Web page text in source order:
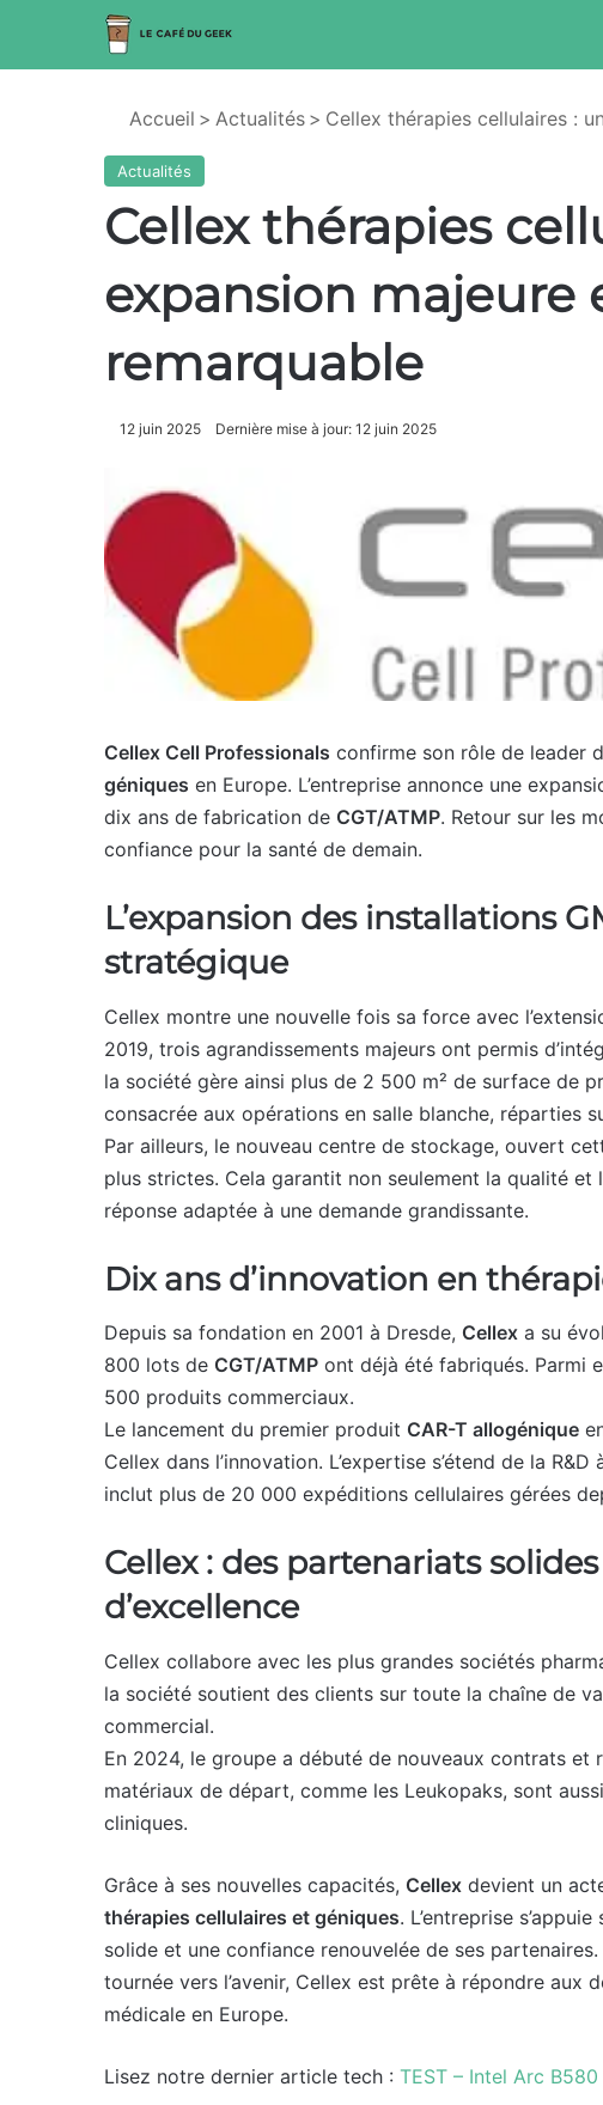
Accueil > Actualités > Cellex thérapies cellulaires :
Actualités
Cellex thérapies
expansion majeure
remarquable
12 juin 2025 Dernière mise à jour: 12 juin 2025
Cellex Cell Professionals confirme son rôle de leader
géniques en Europe. L’entreprise annonce une
dix ans de fabrication de CGT/ATMP. Retour sur les
confiance pour la santé de demain.
L’expansion des installations
stratégique
Cellex montre une nouvelle fois sa force avec
2019, trois agrandissements majeurs ont permis
la société gère ainsi plus de 2 500 m² de surface de
consacrée aux opérations en salle blanche, réparties
Par ailleurs, le nouveau centre de stockage, ouvert
plus strictes. Cela garantit non seulement la qualité
réponse adaptée à une demande grandissante.
Dix ans d’innovation en
Depuis sa fondation en 2001 à Dresde, Cellex a su
800 lots de CGT/ATMP ont déjà été fabriqués. Parmi
500 produits commerciaux.
Le lancement du premier produit CAR-T allogénique
Cellex dans l’innovation. L’expertise s’étend de la
inclut plus de 20 000 expéditions cellulaires gérées
Cellex : des partenariats
d’excellence
Cellex collabore avec les plus grandes sociétés
la société soutient des clients sur toute la chaîne de
commercial.
En 2024, le groupe a débuté de nouveaux contrats
matériaux de départ, comme les Leukopaks, sont
cliniques.
Grâce à ses nouvelles capacités, Cellex devient un
thérapies cellulaires et géniques. L’entreprise
solide et une confiance renouvelée de ses
tournée vers l’avenir, Cellex est prête à répondre aux
médicale en Europe.
Lisez notre dernier article tech : TEST – Intel Arc